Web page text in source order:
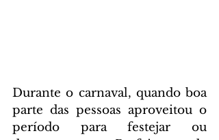
Durante o carnaval, quando boa
parte das pessoas aproveitou o
período para festejar ou